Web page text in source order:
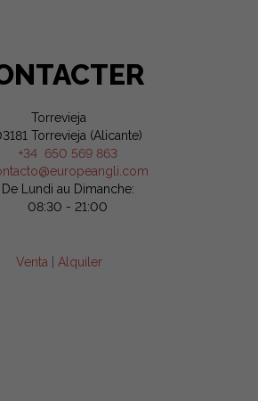
Torrevieja
Torrevieja (Alicante)
+34 650 569 863
De Lundi au Dimanche:
08:30 - 21:00
Venta Alquiler